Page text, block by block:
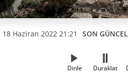
18 Haziran 2022 21:21 SON
Dinle Duraklat